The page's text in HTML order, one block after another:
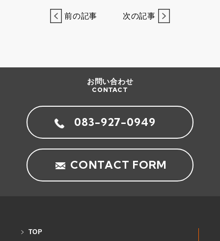
前の記事 次の記事
お問い合わせ
CONTACT
083-927-0949
CONTACT FORM
TOP